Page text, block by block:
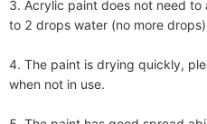
3. Acrylic paint does not need
to 2 drops water (no more
4. The paint is drying quickly,
when not in use.